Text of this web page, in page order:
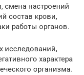
смена настроений
состав крови,
работы органов.
исследований,
характера
организма.